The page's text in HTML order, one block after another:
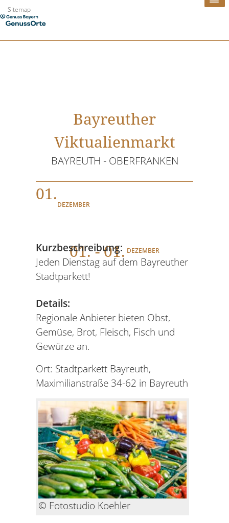
Zum
Inhalt
Sitemap
Bayreuther
Viktualienmarkt
BAYREUTH - OBERFRANKEN
01.
DEZEMBER
01. - 01. DEZEMBER
Kurzbeschreibung:
Jeden Dienstag auf dem Bayreuther
Stadtparkett!
Details:
Regionale Anbieter bieten Obst,
Gemüse, Brot, Fleisch, Fisch und
Gewürze an.
Ort: Stadtparkett Bayreuth,
Maximilianstraße 34-62 in Bayreuth
© Fotostudio Koehler